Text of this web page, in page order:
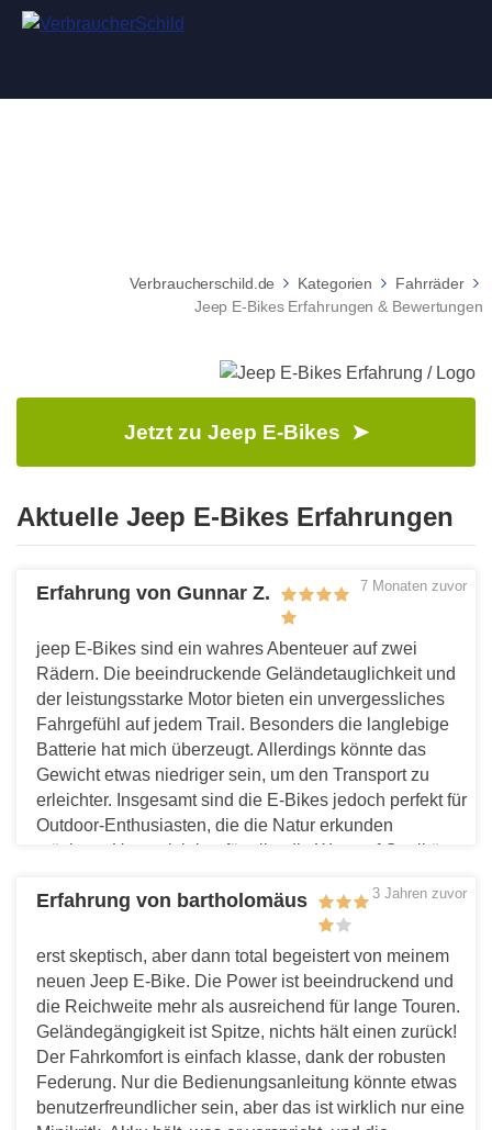
Verbraucherschild.de Kategorien
Fahrräder
Jeep E-Bikes Erfahrungen & Bewertungen
Jetzt zu Jeep E-Bikes ➤
Aktuelle Jeep E-Bikes Erfahrungen
Erfahrung von Gunnar Z. 7 Monaten zuvor
jeep E-Bikes sind ein wahres Abenteuer auf zwei
Rädern. Die beeindruckende Geländetauglichkeit und
der leistungsstarke Motor bieten ein unvergessliches
Fahrgefühl auf jedem Trail. Besonders die langlebige
Batterie hat mich überzeugt. Allerdings könnte das
Gewicht etwas niedriger sein, um den Transport zu
erleichter. Insgesamt sind die E-Bikes jedoch perfekt für
Outdoor-Enthusiasten, die die Natur erkunden
möchten. Unverzichtbar für alle, die Wert auf Qualität
Erfahrung von bartholomäus 3 Jahren zuvor
erst skeptisch, aber dann total begeistert von meinem
neuen Jeep E-Bike. Die Power ist beeindruckend und
die Reichweite mehr als ausreichend für lange Touren.
Geländegängigkeit ist Spitze, nichts hält einen zurück!
Der Fahrkomfort is einfach klasse, dank der robusten
Federung. Nur die Bedienungsanleitung könnte etwas
benutzerfreundlicher sein, aber das ist wirklich nur eine